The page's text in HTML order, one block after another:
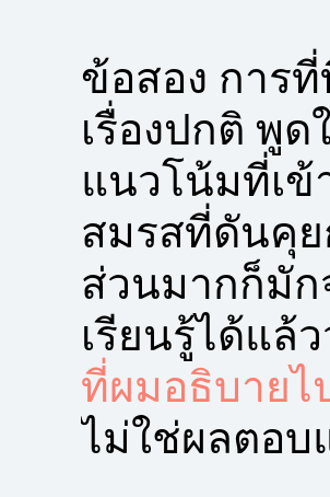
ข้อสอง การ
เรื่องปกติ พู
แนวโน้มที่เ
สมรสที่ดันคุย
ส่วนมากก็มั
เรียนรู้ได้แล้
ที่ผมอธิบายไ
ไม่ใช่ผลตอ